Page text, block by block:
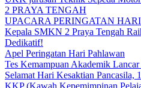
2 PRAYA TENGAH
UPACARA PERINGATAN
Kepala SMKN 2 Praya Tengah
Dedikatif!
Apel Peringatan Hari Pahlawan
Tes Kemampuan Akademik
Selamat Hari Kesaktian Pancasila,
KKP (Kawah Kepemimpinan